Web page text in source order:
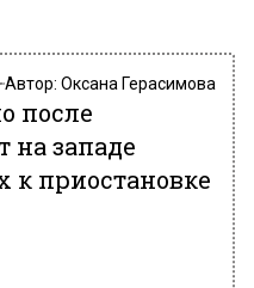
Автор: Оксана Герасимова
после
на западе
приостановке